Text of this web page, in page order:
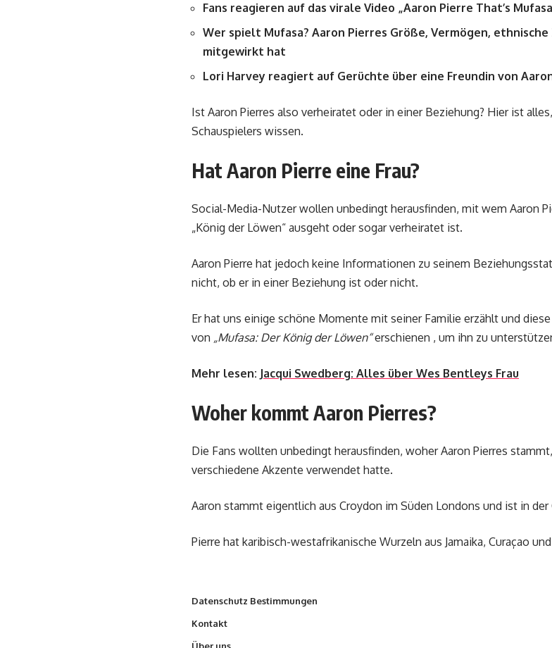
Fans reagieren auf das virale Video „Aaron Pierre That’s
Wer spielt Mufasa? Aaron Pierres Größe, Vermögen,
mitgewirkt hat
Lori Harvey reagiert auf Gerüchte über eine Freundin von
Ist Aaron Pierres also verheiratet oder in einer Beziehung? Hier ist
Schauspielers wissen.
Hat Aaron Pierre eine Frau?
Social-Media-Nutzer wollen unbedingt herausfinden, mit wem Aaron
„König der Löwen“ ausgeht oder sogar verheiratet ist.
Aaron Pierre hat jedoch keine Informationen zu seinem
nicht, ob er in einer Beziehung ist oder nicht.
Er hat uns einige schöne Momente mit seiner Familie erzählt und
von „Mufasa: Der König der Löwen“erschienen , um ihn zu
Mehr lesen: Jacqui Swedberg: Alles über Wes Bentleys Frau
Woher kommt Aaron Pierres?
Die Fans wollten unbedingt herausfinden, woher Aaron Pierres
verschiedene Akzente verwendet hatte.
Aaron stammt eigentlich aus Croydon im Süden Londons und ist in
Pierre hat karibisch-westafrikanische Wurzeln aus Jamaika, Curaçao
Datenschutz Bestimmungen
Kontakt